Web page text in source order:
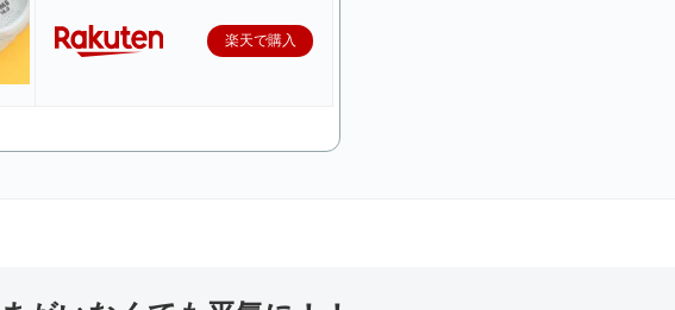
楽天で購入